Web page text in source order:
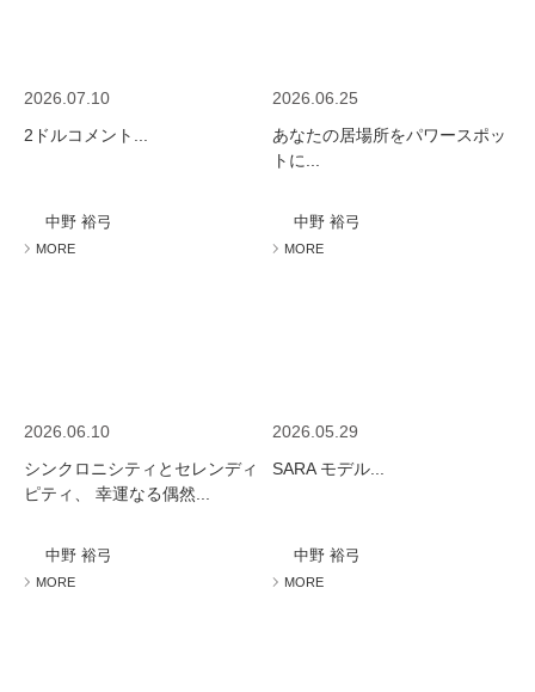
2026.07.10
2ドルコメント...
中野 裕弓
MORE
2026.06.25
あなたの居場所をパワースポッ
トに...
中野 裕弓
MORE
2026.06.10
シンクロニシティとセレンディ
ピティ、 幸運なる偶然...
中野 裕弓
MORE
2026.05.29
SARA モデル...
中野 裕弓
MORE